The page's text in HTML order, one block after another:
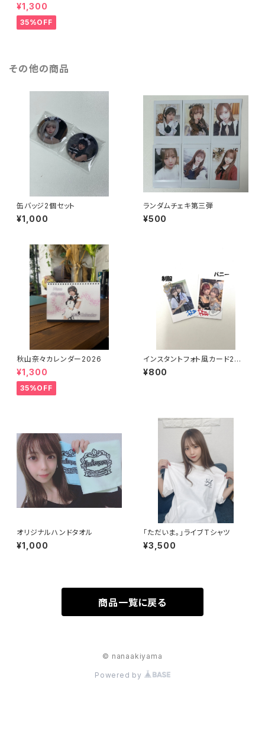
¥1,300
35%OFF
その他の商品
缶バッジ2個セット
¥1,000
ランダムチェキ第三弾
¥500
秋山奈々カレンダー2026
¥1,300
35%OFF
インスタントフォト風カード2個
セット
¥800
オリジナルハンドタオル
¥1,000
「ただいま。」ライブTシャツ
¥3,500
商品一覧に戻る
© nanaakiyama
Powered by